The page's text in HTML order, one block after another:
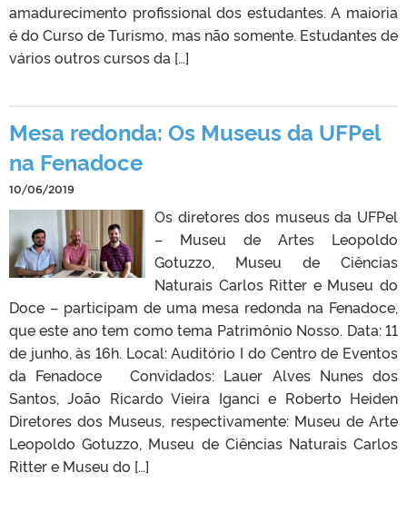
amadurecimento profissional dos estudantes. A maioria
é do Curso de Turismo, mas não somente. Estudantes de
vários outros cursos da […]
Mesa redonda: Os Museus da UFPel
na Fenadoce
10/06/2019
Os diretores dos museus da UFPel
– Museu de Artes Leopoldo
Gotuzzo, Museu de Ciências
Naturais Carlos Ritter e Museu do
Doce – participam de uma mesa redonda na Fenadoce,
que este ano tem como tema Patrimônio Nosso. Data: 11
de junho, às 16h. Local: Auditório I do Centro de Eventos
da Fenadoce Convidados: Lauer Alves Nunes dos
Santos, João Ricardo Vieira Iganci e Roberto Heiden
Diretores dos Museus, respectivamente: Museu de Arte
Leopoldo Gotuzzo, Museu de Ciências Naturais Carlos
Ritter e Museu do […]